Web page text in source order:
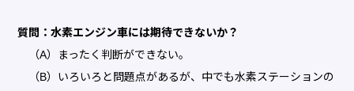
質問：水素エンジン車には期待できないか？
（A）まったく判断ができない。
（B）いろいろと問題点があるが、中でも水素ステーションの